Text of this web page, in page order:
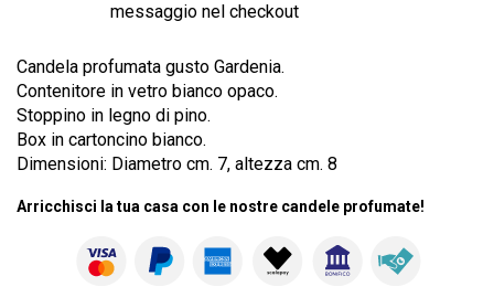
messaggio nel checkout
Candela profumata gusto Gardenia.
Contenitore in vetro bianco opaco.
Stoppino in legno di pino.
Box in cartoncino bianco.
Dimensioni: Diametro cm. 7, altezza cm. 8
Arricchisci la tua casa con le nostre candele profumate!